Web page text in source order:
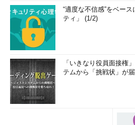
“適度な不信感”をベー
ティ」 (1/2)
「いきなり役員面接権
テムから「挑戦状」が